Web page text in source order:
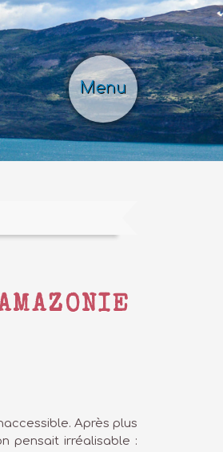
Menu
Après plus
pensait irréalisable :